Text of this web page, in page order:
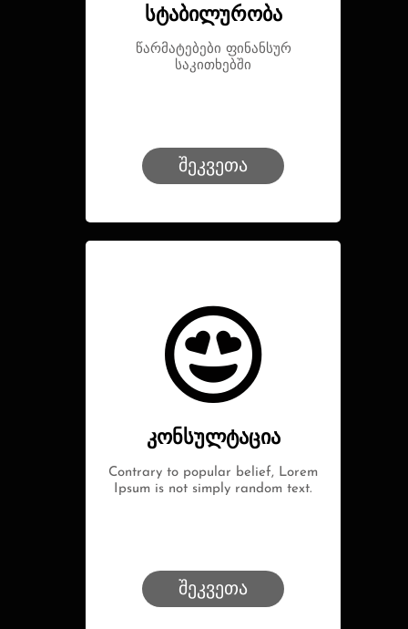
სტაბილურობა
წარმატებები ფინანსურ
საკითხებში
შეკვეთა
კონსულტაცია
Contrary to popular belief, Lorem
Ipsum is not simply random text.
შეკვეთა